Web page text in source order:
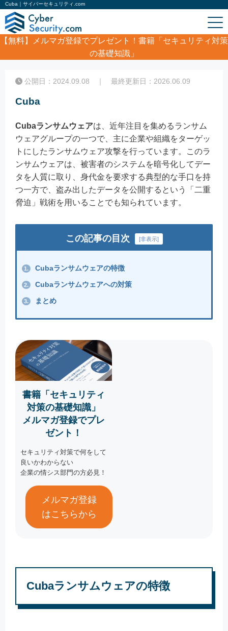
Cuba｜サイバーセキュリティ.com
【無料】
メルマガ登録でプレゼント！書籍「セキュリティ対策
の基礎知識」
Cuba
公開日：2024.09.08 ｜ 最終更新日：2026.06.09
Cuba
Cubaランサムウェアは、近年注目を集めるランサム
ウェアグループの一つで、主に企業や組織をターゲッ
トにしたランサムウェア攻撃を行っています。このラ
ンサムウェアは、被害者のシステムを暗号化してデー
タを人質に取り、身代金を要求する典型的な手口を持
つ一方で、盗み出したデータを公開するという「二重
脅迫」戦術を用いることでも知られています。
この記事の目次 [非表示]
1. Cubaランサムウェアの特徴
2. Cubaランサムウェアへの対策
3. まとめ
書籍「セキュリティ
対策の基礎知識」
メルマガ登録でプレ
ゼント！
セキュリティ対策で何をして
良いかわからない
企業の情シス部門の方必見！
メルマガ登録
はこちらから
Cubaランサムウェアの特徴